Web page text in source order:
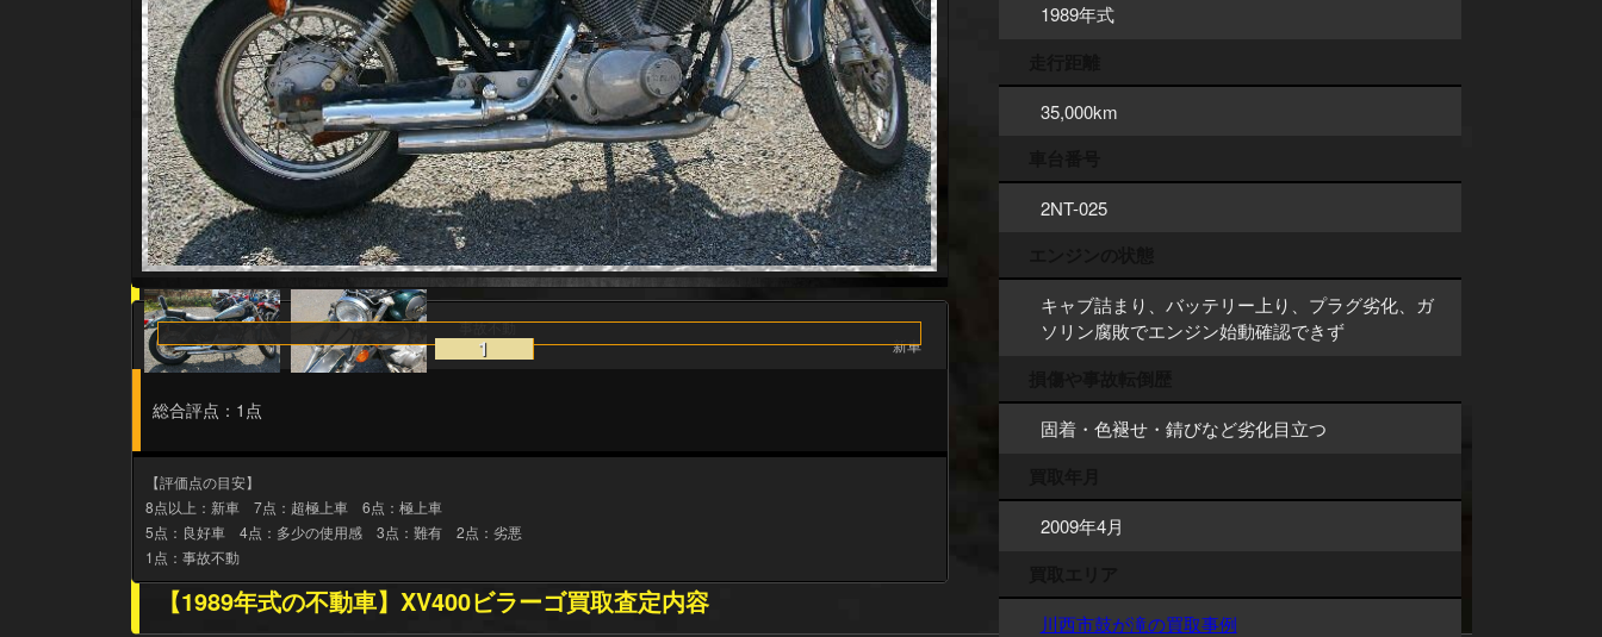
事故不動
新車
1
総合評点：1点
【評価点の目安】
8点以上：新車 7点：超極上車 6点：極上車
5点：良好車 4点：多少の使用感 3点：難有 2点：劣悪
1点：事故不動
1989年式
35,000km
2NT-025
キャブ詰まり、バッテリー上り、プラグ劣化、ガ
ソリン腐敗でエンジン始動確認できず
固着・色褪せ・錆びなど劣化目立つ
2009年4月
川西市鼓が滝の買取事例
【1989年式の不動車】XV400ビラーゴ買取査定内容